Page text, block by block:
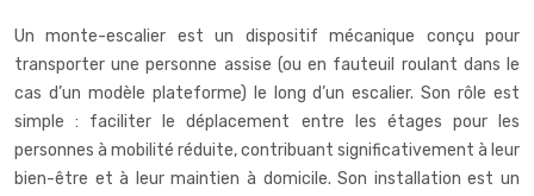
Un monte-escalier est un dispositif mécanique conçu pour
transporter une personne assise (ou en fauteuil roulant dans le
cas d’un modèle plateforme) le long d’un escalier. Son rôle est
simple : faciliter le déplacement entre les étages pour les
personnes à mobilité réduite, contribuant significativement à leur
bien-être et à leur maintien à domicile. Son installation est un